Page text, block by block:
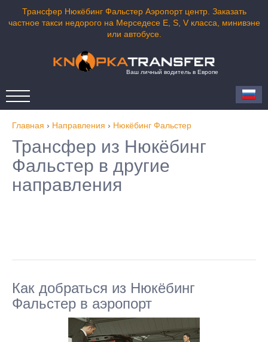
Трансфер Нюкёбинг Фальстер Аэропорт центр. Заказать
частное такси недорого на Мерседесе E, S, V класса, минивэне
или автобусе.
Ваш личный водитель в Европе
Главная › Направления › Нюкёбинг Фальстер
Трансфер из Нюкёбинг
Фальстер в другие
направления
Как добраться из Нюкёбинг
Фальстер в аэропорт